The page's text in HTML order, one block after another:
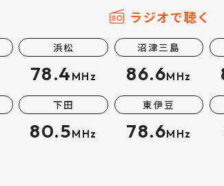
ラジオで聴く
浜松
78.4 MHz
沼津三島
86.6MHz
下田
80.5MHz
東伊豆
78.6MHz